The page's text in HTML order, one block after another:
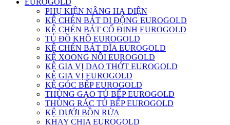
EUROGOLD
PHỤ KIỆN NÂNG HẠ ĐIỆN
KỆ CHÉN BÁT DI ĐỘNG EUROGOLD
KỆ CHÉN BÁT CỐ ĐỊNH EUROGOLD
TỦ ĐỒ KHÔ EUROGOLD
KỆ CHÉN BÁT ĐĨA EUROGOLD
KỆ XOONG NỒI EUROGOLD
KỆ GIA VỊ DAO THỚT EUROGOLD
KỆ GIA VỊ EUROGOLD
KỆ GÓC BẾP EUROGOLD
THÙNG GẠO TỦ BẾP EUROGOLD
THÙNG RÁC TỦ BẾP EUROGOLD
KỆ DƯỚI BỒN RỬA
KHAY CHIA EUROGOLD